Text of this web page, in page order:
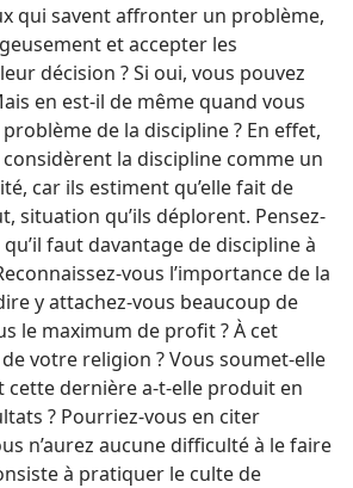
qui savent affronter un problème,
et accepter les
décision ? Si oui, vous pouvez
en est-​il de même quand vous
de la discipline ? En effet,
la discipline comme un
car ils estiment qu’elle fait de
situation qu’ils déplorent. Pensez-​
faut davantage de discipline à
​vous l’importance de la
y attachez-​vous beaucoup de
le maximum de profit ? À cet
de votre religion ? Vous soumet-​elle
cette dernière a-​t-​elle produit en
? Pourriez-​vous en citer
n’aurez aucune difficulté à le faire
à pratiquer le culte de